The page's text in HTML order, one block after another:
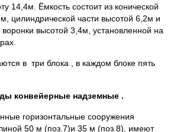
14,4м. Ёмкость состоит из конической
цилиндрической части высотой 6,2м и
воронки высотой 3,4м, установленной на
в три блока , в каждом блоке пять
конвейерные надземные .
горизонтальные сооружения
50 м (поз.7)и 35 м (поз.8), имеют